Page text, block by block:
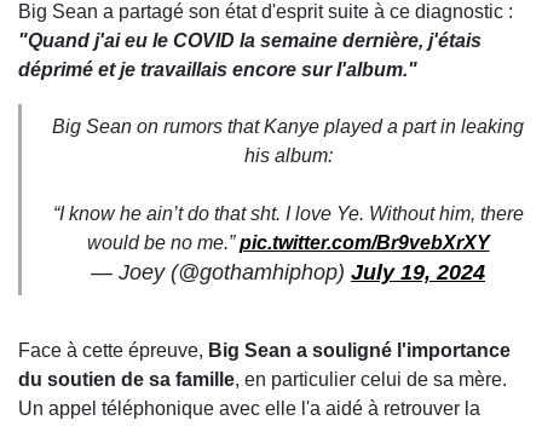
Big Sean a partagé son état d'esprit suite à ce diagnostic :
"Quand j'ai eu le COVID la semaine dernière, j'étais
déprimé et je travaillais encore sur l'album."
Big Sean on rumors that Kanye played a part in leaking
his album:
“I know he ain’t do that sht. I love Ye. Without him, there
would be no me.”pic.twitter.com/Br9vebXrXY
— Joey (@gothamhiphop) July 19, 2024
Face à cette épreuve, Big Sean a souligné l'importance
du soutien de sa famille, en particulier celui de sa mère.
Un appel téléphonique avec elle l'a aidé à retrouver la